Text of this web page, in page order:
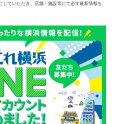
ていただき、店舗・施設等にて必ず最新情報を